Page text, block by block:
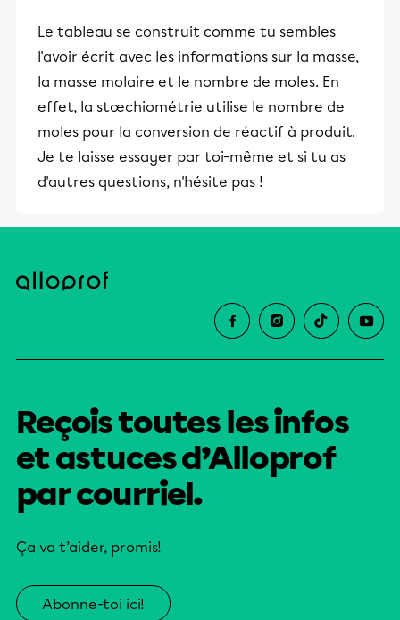
éducative.
Le tableau se construit comme tu sembles
l'avoir écrit avec les informations sur la masse,
la masse molaire et le nombre de moles. En
effet, la stœchiométrie utilise le nombre de
moles pour la conversion de réactif à produit.
Je te laisse essayer par toi-même et si tu as
d'autres questions, n'hésite pas !
Reçois toutes les infos
et astuces d’Alloprof
par courriel.
Ça va t’aider, promis!
Abonne-toi ici!